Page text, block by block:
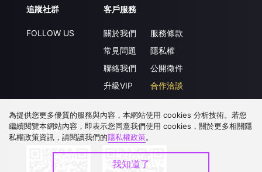
追蹤社群
FOLLOW US
客戶服務
關於我們
常見問題
聯絡我們
升級VIP
服務條款
隱私權
公開徵件
合作洽談
下載 APP
為提供您更多優質的服務與內容，本網站使用 cookies 分析技術。若您
繼續閱覽本網站內容，即表示您同意我們使用 cookies，關於更多相關隱
私權政策資訊，請閱讀我們的隱私權政策。
我知道了